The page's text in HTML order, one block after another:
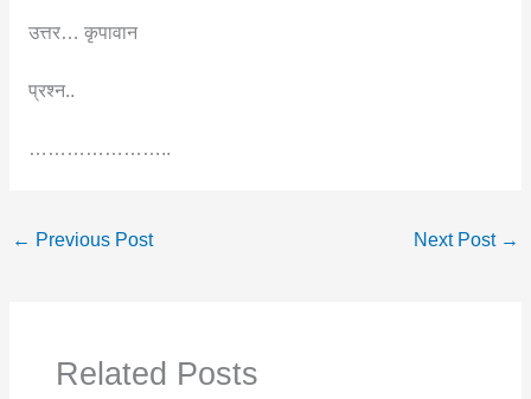
उत्तर… कृपावान
प्रश्न..
…………………..
← Previous Post Next Post →
Related Posts